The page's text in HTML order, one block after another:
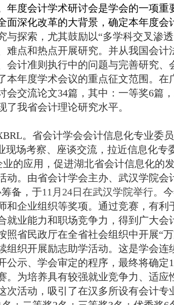
年度会计学术研讨会是学会的一项
深化改革的大背景，确定本年度会
探索，尤其鼓励以“多学科交叉渗
点和热点开展研究。并从我国会
计准则执行中的问题与完善研究
年度学术会议的重点征文范围。在
会交流论文34篇，其中：一等奖6篇
我省会计理论研究水平。
。省会计学会会计信息化专业委
现场考察、座谈交流，拉近信息化
业的应用，促进湖北省会计信息化的
动。由省会计学会主办、武汉学院
备，于11 月 24日 在武汉学院举行。
企业组织等奖项。通过竞赛，有
业能力和职场竞争力，得到广大会
照省民政厅在全省社会组织中开展“
组织开展励志助学活动。这是学会连
公示、学会审定的程序，最终将确定
。为培养具有较强就业竞争力、适
活动，吸引了在汉多所设有会计